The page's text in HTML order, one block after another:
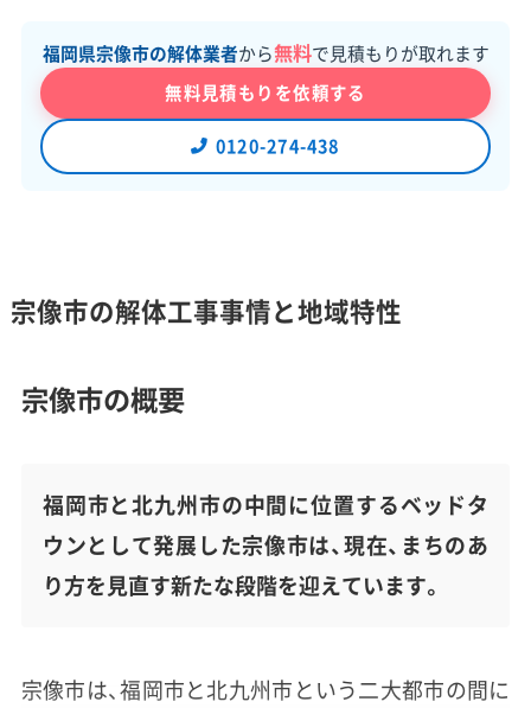
福岡県宗像市の解体業者から無料で見積もりが取れます
無料見積もりを依頼する
0120-274-438
宗像市の解体工事事情と地域特性
宗像市の概要
福岡市と北九州市の中間に位置するベッドタ
ウンとして発展した宗像市は、現在、まちのあ
り方を見直す新たな段階を迎えています。
宗像市は、福岡市と北九州市という二大都市の間に